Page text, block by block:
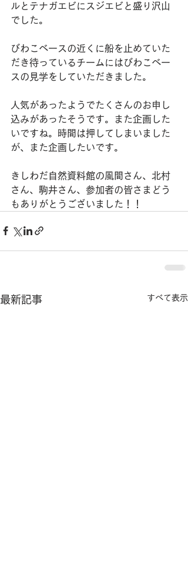
ルとテナガエビにスジエビと盛り沢山
でした。
びわこベースの近くに船を止めていた
だき待っているチームにはびわこベー
スの見学をしていただきました。
人気があったようでたくさんのお申し
込みがあったそうです。また企画した
いですね。時間は押してしまいました
が、また企画したいです。
きしわだ自然資料館の風間さん、北村
さん、駒井さん、参加者の皆さまどう
もありがとうございました！！
最新記事 すべて表示